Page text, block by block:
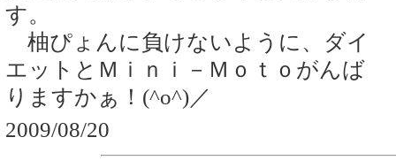
す。
柚ぴょんに負けないように、ダイ
エットとＭｉｎｉ－Ｍｏｔｏがんば
りますかぁ！(^o^)／
2009/08/20